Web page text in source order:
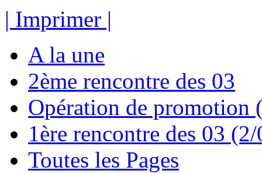
| Imprimer |
A la une
2ème rencontre des 03
Opération de promotion
1ère rencontre des 03
Toutes les Pages